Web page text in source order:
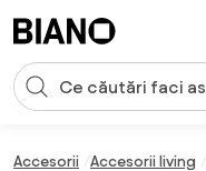
Introducerea căutării
Accesorii Accesorii living